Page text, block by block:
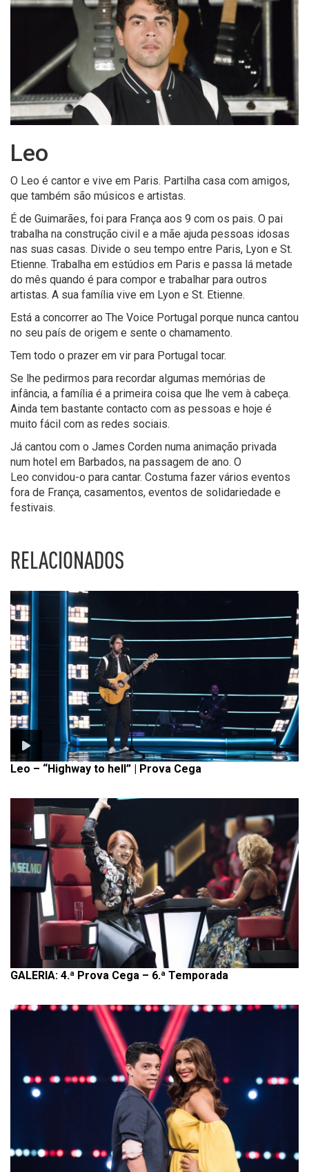
Leo
O Leo é cantor e vive em Paris. Partilha casa com amigos,
que também são músicos e artistas.
É de Guimarães, foi para França aos 9 com os pais. O pai
trabalha na construção civil e a mãe ajuda pessoas idosas
nas suas casas. Divide o seu tempo entre Paris, Lyon e St.
Etienne. Trabalha em estúdios em Paris e passa lá metade
do mês quando é para compor e trabalhar para outros
artistas. A sua família vive em Lyon e St. Etienne.
Está a concorrer ao The Voice Portugal porque nunca cantou
no seu país de origem e sente o chamamento.
Tem todo o prazer em vir para Portugal tocar.
Se lhe pedirmos para recordar algumas memórias de
infância, a família é a primeira coisa que lhe vem à cabeça.
Ainda tem bastante contacto com as pessoas e hoje é
muito fácil com as redes sociais.
Já cantou com o James Corden numa animação privada
num hotel em Barbados, na passagem de ano. O
Leo convidou-o para cantar. Costuma fazer vários eventos
fora de França, casamentos, eventos de solidariedade e
festivais.
RELACIONADOS
Leo – “Highway to hell” | Prova Cega
GALERIA: 4.ª Prova Cega – 6.ª Temporada